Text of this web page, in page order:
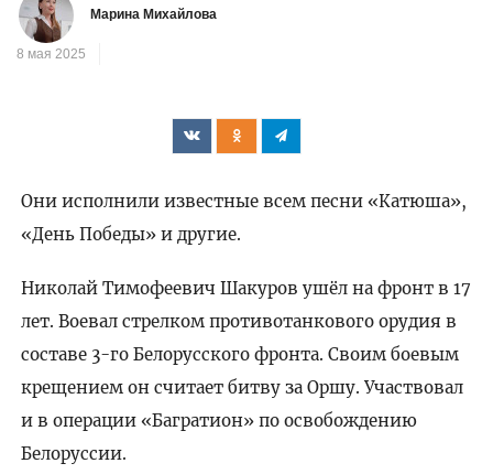
Марина Михайлова
8 мая 2025
Они исполнили известные всем песни «Катюша»,
«День Победы» и другие.
Николай Тимофеевич Шакуров ушёл на фронт в 17
лет. Воевал стрелком противотанкового орудия в
составе 3-го Белорусского фронта. Своим боевым
крещением он считает битву за Оршу. Участвовал
и в операции «Багратион» по освобождению
Белоруссии.